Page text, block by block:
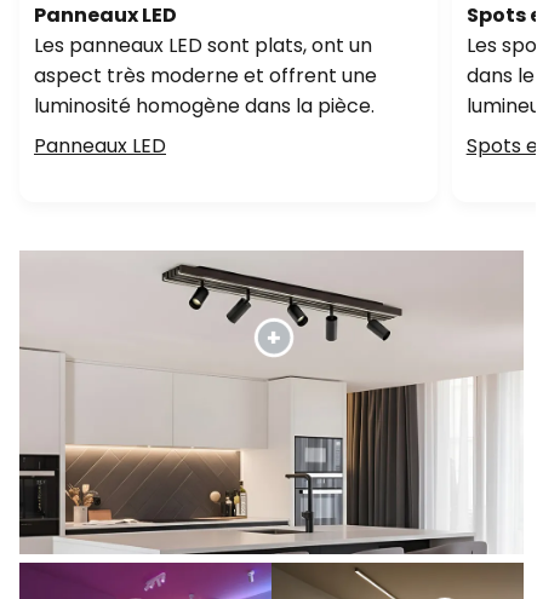
Panneaux LED
Les panneaux LED sont plats, ont un
aspect très moderne et offrent une
luminosité homogène dans la pièce.
Panneaux LED
Spots
Les
dans le
Spots